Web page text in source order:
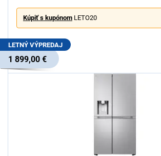
Kúpiť s kupónom LETO20
LETNÝ VÝPREDAJ
1 899,00 €